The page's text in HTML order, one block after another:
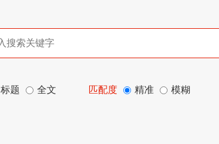
标题 全文 匹配度 精准 模糊